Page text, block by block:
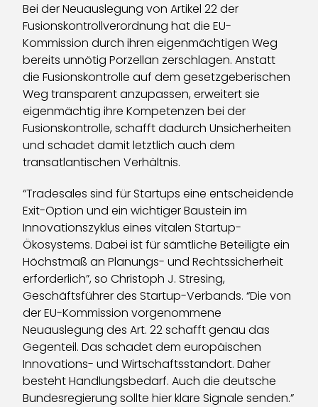
Bei der Neuauslegung von Artikel 22 der
Fusionskontrollverordnung hat die EU-
Kommission durch ihren eigenmächtigen Weg
bereits unnötig Porzellan zerschlagen. Anstatt
die Fusionskontrolle auf dem gesetzgeberischen
Weg transparent anzupassen, erweitert sie
eigenmächtig ihre Kompetenzen bei der
Fusionskontrolle, schafft dadurch Unsicherheiten
und schadet damit letztlich auch dem
transatlantischen Verhältnis.
“Tradesales sind für Startups eine entscheidende
Exit-Option und ein wichtiger Baustein im
Innovationszyklus eines vitalen Startup-
Ökosystems. Dabei ist für sämtliche Beteiligte ein
Höchstmaß an Planungs- und Rechtssicherheit
erforderlich”, so Christoph J. Stresing,
Geschäftsführer des Startup-Verbands. “Die von
der EU-Kommission vorgenommene
Neuauslegung des Art. 22 schafft genau das
Gegenteil. Das schadet dem europäischen
Innovations- und Wirtschaftsstandort. Daher
besteht Handlungsbedarf. Auch die deutsche
Bundesregierung sollte hier klare Signale senden.”